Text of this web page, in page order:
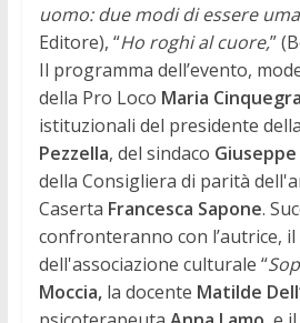
uomo: due modi di essere
Editore), “Ho roghi al cuore,”
Il programma dell’evento,
della Pro Loco Maria
istituzionali del presidente
Pezzella, del sindaco Giuseppe
della Consigliera di parità
Caserta Francesca Sapone.
confronteranno con l’autrice,
dell'associazione culturale “
Moccia, la docente Matilde